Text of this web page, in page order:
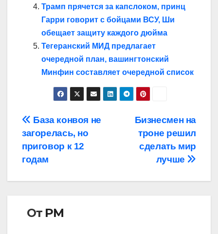
Трамп прячется за капслоком, принц
Гарри говорит с бойцами ВСУ, Ши
обещает защиту каждого дюйма
Тегеранский МИД предлагает
очередной план, вашингтонский
Минфин составляет очередной список
Навигация
по
записям
Бизнесмен на
троне решил
сделать мир
лучше
База конвоя не
загорелась, но
приговор к 12
годам
От РМ